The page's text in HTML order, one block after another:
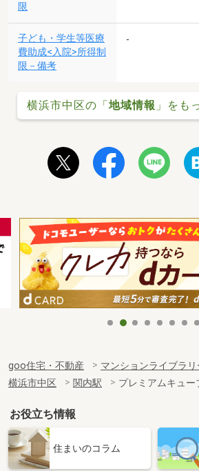
限
子ども・学生等医療
費助成<入院>所得制
限－備考
-
横浜市中区の「地域情報 」をも
goo住宅・不動産 マンションライブラリ
横浜市中区
関内駅 プレミアムキュー
お役立ち情報
住まいのコラム